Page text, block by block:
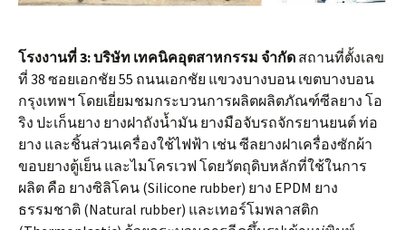
โรงงานที่3:บริษัท เทคนิคอุตสาหกรรม จำกัด สถานที่ตั้งเลข
ที่ 38 ซอยเอกชัย 55 ถนนเอกชัย แขวงบางบอน เขตบางบอน
กรุงเทพฯ โดยเยี่ยมชมกระบวนการผลิตผลิตภัณฑ์ซีลยาง โอ
ริง ปะเก็นยาง ยางฝาถังน้ำมัน ยางมือจับรถจักรยานยนต์ ท่อ
ยาง และชิ้นส่วนเครื่องใช้ไฟฟ้า เช่น ซีลยางฝาเครื่องซักผ้า
ขอบยางตู้เย็น และไมโครเวฟ โดยวัตถุดิบหลักที่ใช้ในการ
ผลิต คือ ยางซิลิโคน (Silicone rubber) ยาง EPDM ยาง
ธรรมชาติ (Natural rubber) และเทอร์โมพลาสติก